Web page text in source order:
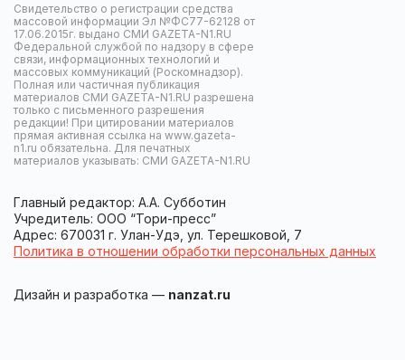
Свидетельство о регистрации средства
массовой информации Эл №ФС77-62128 от
17.06.2015г. выдано СМИ GAZETA-N1.RU
Федеральной службой по надзору в сфере
связи, информационных технологий и
массовых коммуникаций (Роскомнадзор).
Полная или частичная публикация
материалов СМИ GAZETA-N1.RU разрешена
только с письменного разрешения
редакции! При цитировании материалов
прямая активная ссылка на www.gazeta-
n1.ru обязательна. Для печатных
материалов указывать: СМИ GAZETA-N1.RU
Главный редактор: А.А. Субботин
Учредитель: ООО “Тори-пресс”
Адрес: 670031 г. Улан-Удэ, ул. Терешковой, 7
Политика в отношении обработки персональных данных
Дизайн и разработка — nanzat.ru